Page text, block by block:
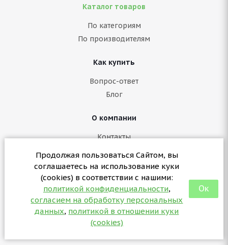
Продолжая пользоваться Сайтом, вы
соглашаетесь на использование куки
(cookies) в соответствии с нашими:
политикой конфиденциальности,
согласием на обработку персональных
данных, политикой в отношении куки
(cookies)
Ок
2026 © partsformed.com - запчасти для медицинского
Каталог товаров
По категориям
По производителям
Как купить
Вопрос-ответ
Блог
О компании
Контакты
Политика конфиденциальности
Согласие на обработку персональных данных
Политика в отношении куки (cookies)
+7 (3412) 57-07-29
sales@partsformed.com